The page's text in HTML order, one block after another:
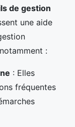
de gestion
une aide
:
: Elles
fréquentes